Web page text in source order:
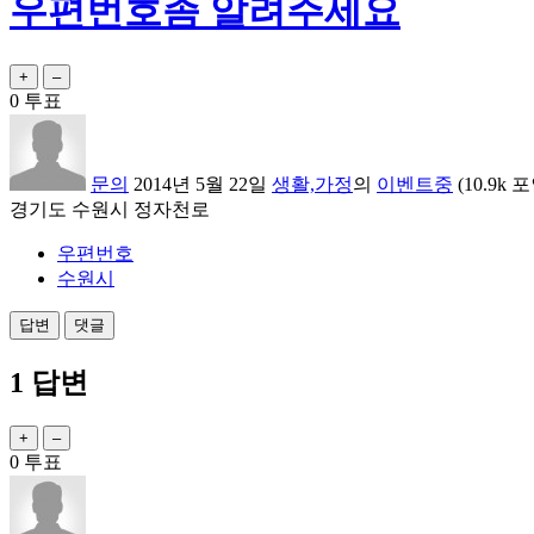
우편번호좀 알려주세요
0 투표
문의 2014년 5월 22일 생활,가정의 이벤트중 (10.9k
경기도 수원시 정자천로
우편번호
수원시
1 답변
0 투표